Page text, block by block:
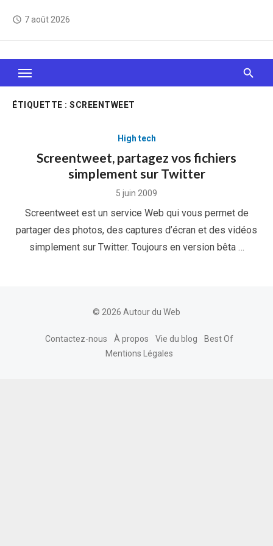
access_time 7 août 2026
Le Web, c'est comme une boîte de chocolats… On
sait jamais sur quoi on va tomber !
ÉTIQUETTE : SCREENTWEET
High tech
Screentweet, partagez vos fichiers
simplement sur Twitter
Posted
5 juin 2009
Screentweet est un service Web qui vous permet de
partager des photos, des captures d’écran et des vidéos
simplement sur Twitter. Toujours en version bêta …
© 2026 Autour du Web
Contactez-nous À propos Vie du blog
Best Of
Mentions Légales